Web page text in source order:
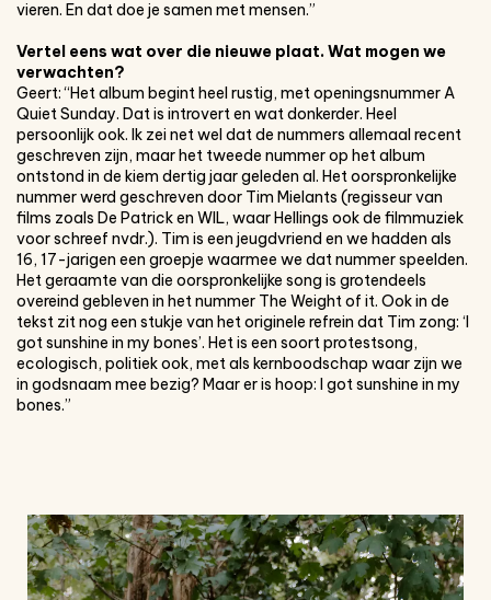
vieren. En dat doe je samen met mensen.”
Vertel eens wat over die nieuwe plaat. Wat mogen we
verwachten?
Geert: “Het album begint heel rustig, met openingsnummer A
Quiet Sunday. Dat is introvert en wat donkerder. Heel
persoonlijk ook. Ik zei net wel dat de nummers allemaal recent
geschreven zijn, maar het tweede nummer op het album
ontstond in de kiem dertig jaar geleden al. Het oorspronkelijke
nummer werd geschreven door Tim Mielants (regisseur van
films zoals De Patrick en WIL, waar Hellings ook de filmmuziek
voor schreef nvdr.). Tim is een jeugdvriend en we hadden als
16, 17-jarigen een groepje waarmee we dat nummer speelden.
Het geraamte van die oorspronkelijke song is grotendeels
overeind gebleven in het nummer The Weight of it. Ook in de
tekst zit nog een stukje van het originele refrein dat Tim zong: ‘I
got sunshine in my bones’. Het is een soort protestsong,
ecologisch, politiek ook, met als kernboodschap waar zijn we
in godsnaam mee bezig? Maar er is hoop: I got sunshine in my
bones.”